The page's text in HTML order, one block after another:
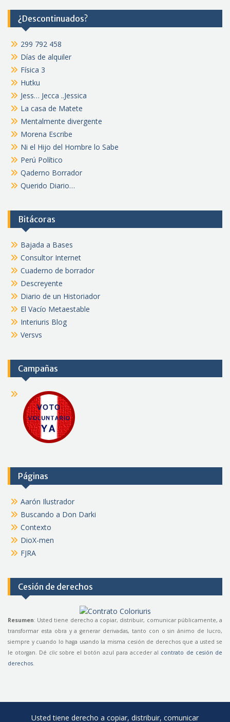
¿Descontinuados?
299 792 458
Días de alquiler
Física 3
Hutku
Jess… Jecca ..Jessica
La casa de Matete
Mentalmente divergente
Morena Escribe
Ni el Hijo del Hombre lo Sabe
Perú Político
Qaderno Borrador
Querido Diario…
Bitácoras
Bajada a Bases
Consultor Internet
Cuaderno de borrador
Descreyente
Diario de un Historiador
El Vacío Metaestable
Interiuris Blog
Versvs
Campañas
Páginas
Aarón Ilustrador
Buscando a Don Darki
Contexto
DioX-men
FJRA
Cesión de derechos
Resumen: Usted tiene derecho a copiar, distribuir, comunicar públicamente, a
transformar esta obra y a generar derivadas, tanto con o sin ánimo de lucro,
siempre y cuando lo haga usando la misma cesión de derechos que a usted se
le otorgan. Dé clicsobre el botón azul para acceder al contrato de cesión de
derechos
Usted tiene derecho a copiar, distribuir, comunicar